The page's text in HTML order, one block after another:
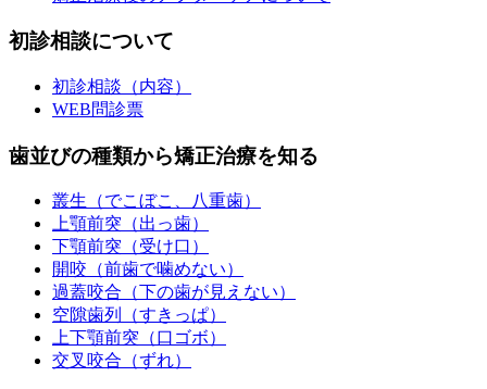
初診相談について
初診相談（内容）
WEB問診票
歯並びの種類から矯正治療を知る
叢生（でこぼこ、八重歯）
上顎前突（出っ歯）
下顎前突（受け口）
開咬（前歯で噛めない）
過蓋咬合（下の歯が見えない）
空隙歯列（すきっぱ）
上下顎前突（口ゴボ）
交叉咬合（ずれ）